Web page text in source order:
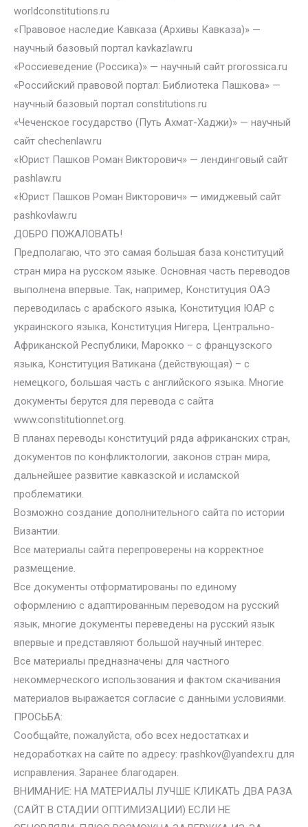
worldconstitutions.ru
«Правовое наследие Кавказа (Архивы Кавказа)» —
научный базовый портал kavkazlaw.ru
«Россиеведение (Россика)» — научный сайт prorossica.ru
«Российский правовой портал: Библиотека Пашкова» —
научный базовый портал constitutions.ru
«Чеченское государство (Путь Ахмат-Хаджи)» — научный
сайт chechenlaw.ru
«Юрист Пашков Роман Викторович» — лендинговый сайт
pashlaw.ru
«Юрист Пашков Роман Викторович» — имиджевый сайт
pashkovlaw.ru
ДОБРО ПОЖАЛОВАТЬ!
Предполагаю, что это самая большая база конституций
стран мира на русском языке. Основная часть переводов
выполнена впервые. Так, например, Конституция ОАЭ
переводилась с арабского языка, Конституция ЮАР с
украинского языка, Конституция Нигера, Центрально-
Африканской Республики, Марокко – с французского
языка, Конституция Ватикана (действующая) – с
немецкого, большая часть с английского языка. Многие
документы берутся для перевода с сайта
www.constitutionnet.org.
В планах переводы конституций ряда африканских стран,
документов по конфликтологии, законов стран мира,
дальнейшее развитие кавказской и исламской
проблематики.
Возможно создание дополнительного сайта по истории
Византии.
Все материалы сайта перепроверены на корректное
размещение.
Все документы отформатированы по единому
оформлению с адаптированным переводом на русский
язык, многие документы переведены на русский язык
впервые и представляют большой научный интерес.
Все материалы предназначены для частного
некоммерческого использования и фактом скачивания
материалов выражается согласие с данными условиями.
ПРОСЬБА:
Сообщайте, пожалуйста, обо всех недостатках и
недоработках на сайте по адресу: rpashkov@yandex.ru для
исправления. Заранее благодарен.
ВНИМАНИЕ: НА МАТЕРИАЛЫ ЛУЧШЕ КЛИКАТЬ ДВА РАЗА
(САЙТ В СТАДИИ ОПТИМИЗАЦИИ) ЕСЛИ НЕ